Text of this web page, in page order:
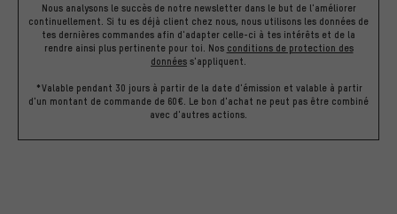
Nous analysons le succès de notre newsletter dans le but de l'améliorer
continuellement. Si tu es déjà client chez nous, nous utilisons les données de
tes dernières commandes afin d'adapter celle-ci à tes intérêts et de la
rendre ainsi plus pertinente pour toi. Nos conditions de protection des
données s'appliquent.
*Valable pendant 30 jours à partir de la date d'émission et valable à partir
d'un montant de commande de 60€. Le bon d'achat ne peut pas être combiné
avec d'autres actions.